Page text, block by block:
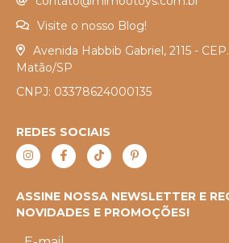
Visite o nosso Blog!
Avenida Habbib Gabriel, 2115 -
Matão/SP
CNPJ: 03378624000135
REDES SOCIAIS
ASSINE NOSSA NEWSLETTER E
NOVIDADES E PROMOÇÕES!